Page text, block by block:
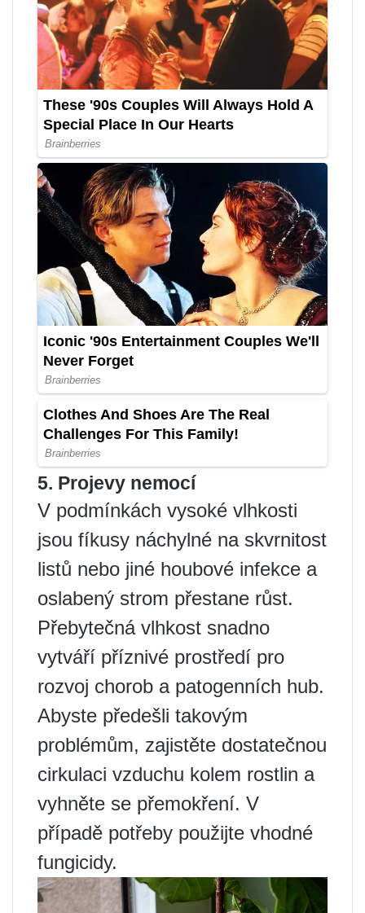
5. Projevy nemocí
V podmínkách vysoké vlhkosti
jsou fíkusy náchylné na skvrnitost
listů nebo jiné houbové infekce a
oslabený strom přestane růst.
Přebytečná vlhkost snadno
vytváří příznivé prostředí pro
rozvoj chorob a patogenních hub.
Abyste předešli takovým
problémům, zajistěte dostatečnou
cirkulaci vzduchu kolem rostlin a
vyhněte se přemokření. V
případě potřeby použijte vhodné
fungicidy.